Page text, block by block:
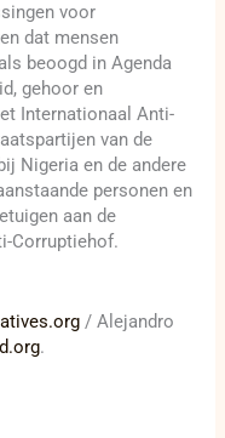
voor
dat mensen
beoogd in Agenda
gehoor en
Internationaal Anti-
van de
Nigeria en de andere
personen en
aan de
Corruptiehof.
/ Alejandro
.